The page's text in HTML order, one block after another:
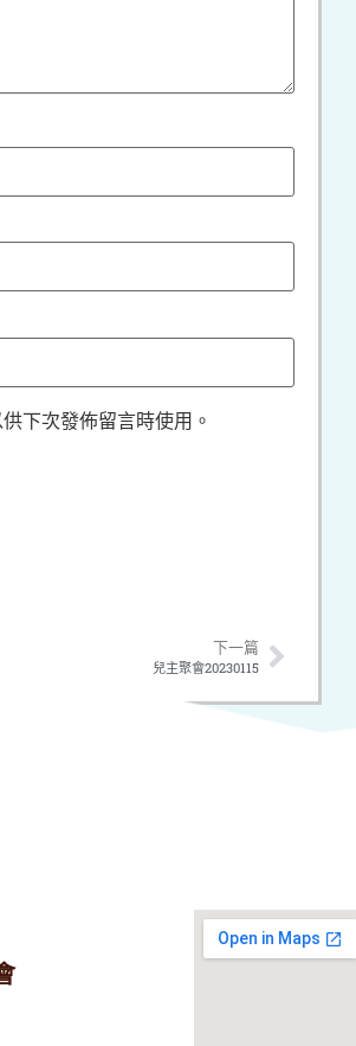
下次發佈留言時使用。
下一篇
兒主聚會20230115